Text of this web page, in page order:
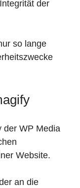
der
so lange
der WP Media
Website.
an die